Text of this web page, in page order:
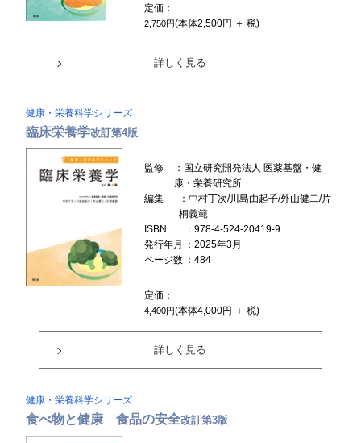
定価：
2,750円(本体2,500円 ＋ 税)
詳しく見る
健康・栄養科学シリーズ
臨床栄養学改訂第4版
監修
：国立研究開発法人 医薬基盤・健
康・栄養研究所
編集
：中村丁次/川島由起子/外山健二/片
桐義範
ISBN
：978-4-524-20419-9
発行年月
：2025年3月
ページ数 ：484
定価：
4,400円(本体4,000円 ＋ 税)
詳しく見る
健康・栄養科学シリーズ
食べ物と健康 食品の安全改訂第3版